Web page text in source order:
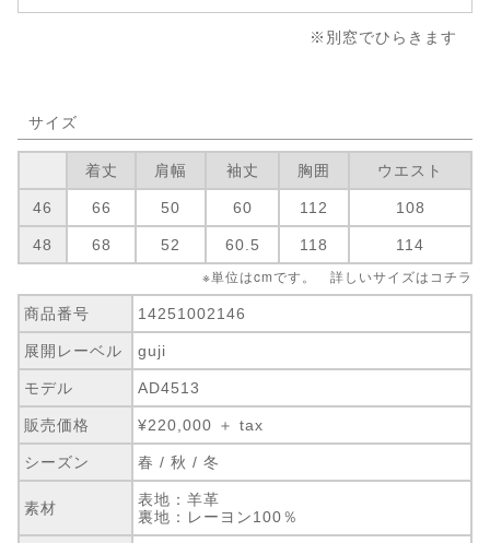
※別窓でひらきます
サイズ
着丈 肩幅 袖丈 胸囲 ウエスト
46 66 50 60 112 108
48 68 52 60.5 118 114
※単位はcmです。 詳しいサイズは コチラ
商品番号 14251002146
展開レーベル guji
モデル AD4513
販売価格 ¥220,000 ＋ tax
シーズン 春 / 秋 / 冬
素材
表地：羊革
裏地：レーヨン100％